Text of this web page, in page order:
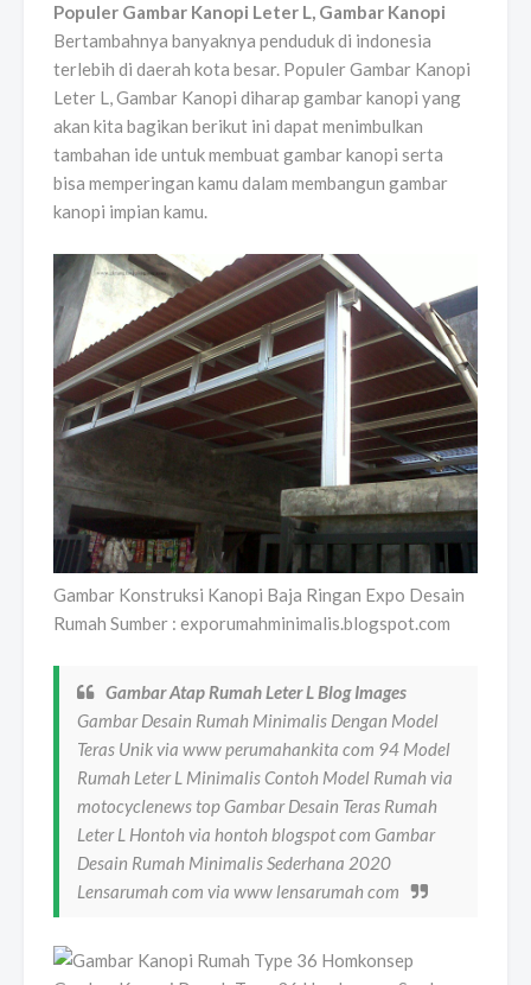
Populer Gambar Kanopi Leter L, Gambar Kanopi
Bertambahnya banyaknya penduduk di indonesia
terlebih di daerah kota besar. Populer Gambar Kanopi
Leter L, Gambar Kanopi diharap gambar kanopi yang
akan kita bagikan berikut ini dapat menimbulkan
tambahan ide untuk membuat gambar kanopi serta
bisa memperingan kamu dalam membangun gambar
kanopi impian kamu.
Gambar Konstruksi Kanopi Baja Ringan Expo Desain
Rumah Sumber : exporumahminimalis.blogspot.com
Gambar Atap Rumah Leter L Blog Images
Gambar Desain Rumah Minimalis Dengan Model
Teras Unik via www perumahankita com 94 Model
Rumah Leter L Minimalis Contoh Model Rumah via
motocyclenews top Gambar Desain Teras Rumah
Leter L Hontoh via hontoh blogspot com Gambar
Desain Rumah Minimalis Sederhana 2020
Lensarumah com via www lensarumah com